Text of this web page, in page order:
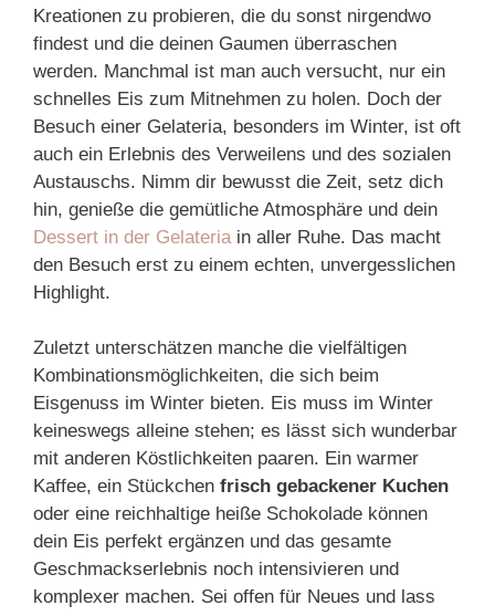
Kreationen zu probieren, die du sonst nirgendwo
findest und die deinen Gaumen überraschen
werden. Manchmal ist man auch versucht, nur ein
schnelles Eis zum Mitnehmen zu holen. Doch der
Besuch einer Gelateria, besonders im Winter, ist oft
auch ein Erlebnis des Verweilens und des sozialen
Austauschs. Nimm dir bewusst die Zeit, setz dich
hin, genieße die gemütliche Atmosphäre und dein
Dessert in der Gelateria in aller Ruhe. Das macht
den Besuch erst zu einem echten, unvergesslichen
Highlight.
Zuletzt unterschätzen manche die vielfältigen
Kombinationsmöglichkeiten, die sich beim
Eisgenuss im Winter bieten. Eis muss im Winter
keineswegs alleine stehen; es lässt sich wunderbar
mit anderen Köstlichkeiten paaren. Ein warmer
Kaffee, ein Stückchen frisch gebackener Kuchen
oder eine reichhaltige heiße Schokolade können
dein Eis perfekt ergänzen und das gesamte
Geschmackserlebnis noch intensivieren und
komplexer machen. Sei offen für Neues und lass